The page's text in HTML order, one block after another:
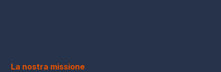
La nostra missione